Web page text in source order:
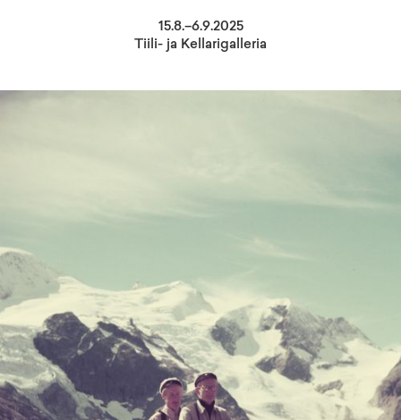
15.8.–6.9.2025
Tiili- ja Kellarigalleria